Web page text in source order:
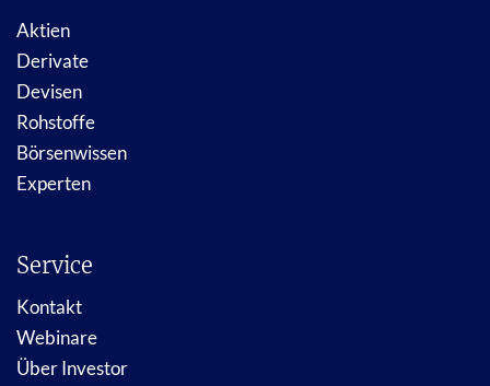
Aktien
Derivate
Devisen
Rohstoffe
Börsenwissen
Experten
Service
Kontakt
Webinare
Über Investor